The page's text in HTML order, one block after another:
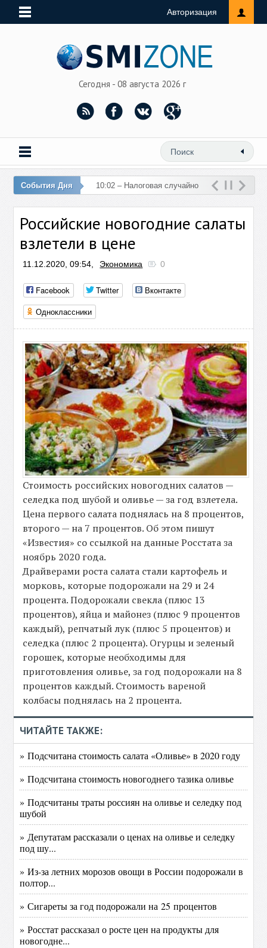
Авторизация
Сегодня - 08 августа 2026 г
События Дня 10:02 – Налоговая случайно
на счет женщины
Российские новогодние салаты
взлетели в цене
11.12.2020, 09:54, Экономика 0
Facebook Twitter
Вконтакте
Одноклассники
Стоимость российских новогодних салатов —
селедка под шубой и оливье — за год взлетела.
Цена первого салата поднялась на 8 процентов,
второго — на 7 процентов. Об этом пишут
«Известия» со ссылкой на данные Росстата за
ноябрь 2020 года.
Драйверами роста салата стали картофель и
морковь, которые подорожали на 29 и 24
процента. Подорожали свекла (плюс 13
процентов), яйца и майонез (плюс 9 процентов
каждый), репчатый лук (плюс 5 процентов) и
селедка (плюс 2 процента). Огурцы и зеленый
горошек, которые необходимы для
приготовления оливье, за год подорожали на 8
процентов каждый. Стоимость вареной
колбасы поднялась на 2 процента.
ЧИТАЙТЕ ТАКЖЕ:
» Подсчитана стоимость салата «Оливье» в 2020 году
» Подсчитана стоимость новогоднего тазика оливье
» Подсчитаны траты россиян на оливье и селедку под
шубой
» Депутатам рассказали о ценах на оливье и селедку
под шу...
» Из-за летних морозов овощи в России подорожали в
полтор...
» Сигареты за год подорожали на 25 процентов
» Росстат рассказал о росте цен на продукты для
новогодне...